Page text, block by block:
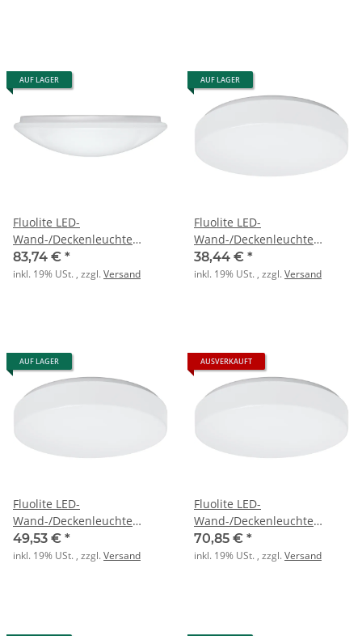
AUF LAGER
Fluolite LED-
Wand-/Deckenleuchte
WEILER FL 4 ML MC HF 840
4700lm 39W
83,74 € *
inkl. 19% USt. , zzgl.Versand
AUF LAGER
Fluolite LED-
Wand-/Deckenleuchte
WEILER-Z FL 2 ML MC BASIC
840 2600lm 20W
38,44 € *
inkl. 19% USt. , zzgl.Versand
AUF LAGER
Fluolite LED-
Wand-/Deckenleuchte
WEILER-Z FL 3 ML MC BASIC
840 3100lm 24W
49,53 € *
inkl. 19% USt. , zzgl.Versand
AUSVERKAUFT
Fluolite LED-
Wand-/Deckenleuchte
WEILER-Z FL 4 ML MC BASIC
840 4900lm 39W
70,85 € *
inkl. 19% USt. , zzgl.Versand